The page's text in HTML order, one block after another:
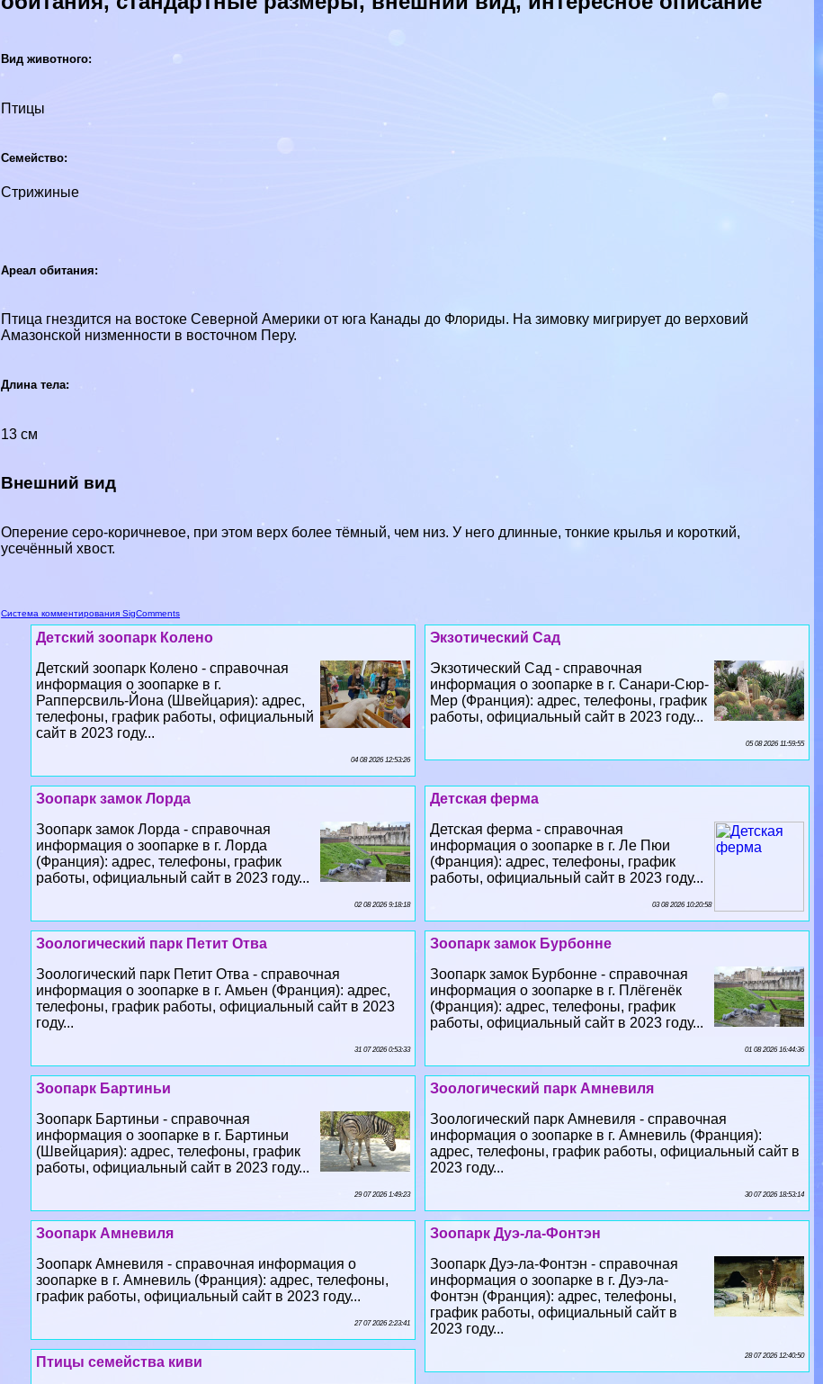
Вид животного:
Птицы
Семейство:
Стрижиные
Ареал обитания:
Птица гнездится на востоке Северной Америки от юга Канады до Флориды. На зимовку мигрирует до верховий
Амaзoнской низменности в восточном Перу.
Длина тела:
13 см
Внешний вид
Оперение серо-коричневое, при этом верх более тёмный, чем низ. У него длинные, тонкие крылья и короткий,
усечённый хвост.
Система комментирования SigComments
Экзотический Сад
Экзотический Сад - справочная
информация о зоопарке в г. Санари-Сюр-
Мер (Франция): адрес, телефоны, график
работы, официальный сайт в 2023 году...
05 08 2026 11:59:55
Детский зоопарк Колено
Детский зоопарк Колено - справочная
информация о зоопарке в г.
Рапперсвиль-Йона (Швейцария): адрес,
телефоны, график работы, официальный
сайт в 2023 году...
04 08 2026 12:53:26
Детская ферма
Детская ферма - справочная
информация о зоопарке в г. Ле Пюи
(Франция): адрес, телефоны, график
работы, официальный сайт в 2023 году...
03 08 2026 10:20:58
Зоопарк замок Лорда
Зоопарк замок Лорда - справочная
информация о зоопарке в г. Лорда
(Франция): адрес, телефоны, график
работы, официальный сайт в 2023 году...
02 08 2026 9:18:18
Зоопарк замок Бурбонне
Зоопарк замок Бурбонне - справочная
информация о зоопарке в г. Плёгенёк
(Франция): адрес, телефоны, график
работы, официальный сайт в 2023 году...
01 08 2026 16:44:36
Зоологический парк Петит Отва
Зоологический парк Петит Отва - справочная
информация о зоопарке в г. Амьен (Франция): адрес,
телефоны, график работы, официальный сайт в 2023
году...
31 07 2026 0:53:33
Зоологический парк Амневиля
Зоологический парк Амневиля - справочная
информация о зоопарке в г. Амневиль (Франция):
адрес, телефоны, график работы, официальный сайт в
2023 году...
30 07 2026 18:53:14
Зоопарк Бартиньи
Зоопарк Бартиньи - справочная
информация о зоопарке в г. Бартиньи
(Швейцария): адрес, телефоны, график
работы, официальный сайт в 2023 году...
29 07 2026 1:49:23
Зоопарк Дуэ-ла-Фонтэн
Зоопарк Дуэ-ла-Фонтэн - справочная
информация о зоопарке в г. Дуэ-ла-
Фонтэн (Франция): адрес, телефоны,
график работы, официальный сайт в
2023 году...
28 07 2026 12:40:50
Зоопарк Амневиля
Зоопарк Амневиля - справочная информация о
зоопарке в г. Амневиль (Франция): адрес, телефоны,
график работы, официальный сайт в 2023 году...
27 07 2026 2:23:41
Птицы семейства киви